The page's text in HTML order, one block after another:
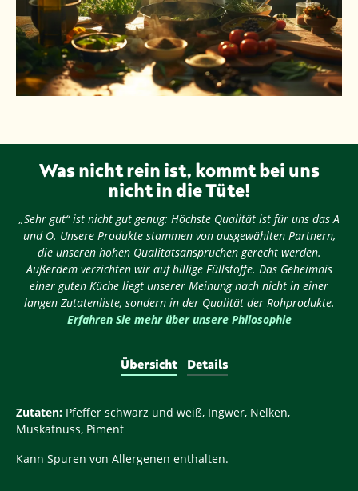
Was nicht rein ist, kommt bei uns
nicht in die Tüte!
„Sehr gut“ ist nicht gut genug: Höchste Qualität ist für uns das A
und O. Unsere Produkte stammen von ausgewählten Partnern,
die unseren hohen Qualitätsansprüchen gerecht werden.
Außerdem verzichten wir auf billige Füllstoffe. Das Geheimnis
einer guten Küche liegt unserer Meinung nach nicht in einer
langen Zutatenliste, sondern in der Qualität der Rohprodukte.
Erfahren Sie mehr über unsere Philosophie
Übersicht Details
Zutaten: Pfeffer schwarz und weiß, Ingwer, Nelken,
Muskatnuss, Piment
Kann Spuren von Allergenen enthalten.